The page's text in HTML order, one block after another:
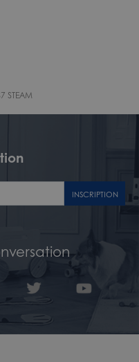
STEAM
INSCRIPTION